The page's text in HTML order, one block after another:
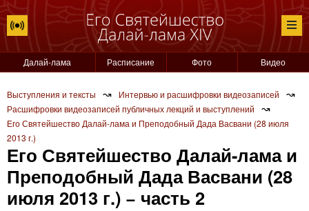
Далай-лама Расписание Фото Видео
Выступления и тексты ↝ Интервью и расшифровки видеозаписей ↝
Расшифровки видеозаписей публичных лекций и выступлений ↝
Его Святейшество Далай-лама и Преподобный Дада Васвани (28 июля
2013 г.)
Его Святейшество Далай-лама и
Преподобный Дада Васвани (28
июля 2013 г.) − часть 2